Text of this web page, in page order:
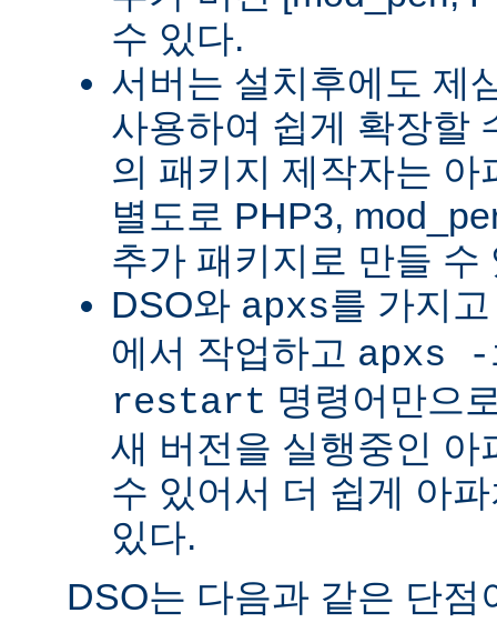
수 있다.
서버는 설치후에도 제
사용하여 쉽게 확장할
의 패키지 제작자는 아
별도로 PHP3,
추가 패키지로 만들 수
DSO와 apxs를 가지
에서 작업하고 apxs
restart 명령어만으
새 버전을 실행중인 아
수 있어서 더 쉽게 아
있다.
DSO는 다음과 같은 단점